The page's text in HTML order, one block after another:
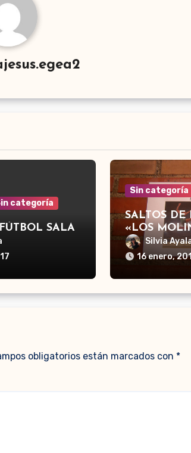
categoría
SALA
Sin categoría
SALTOS
«LOS
Silvia
16 enero,
obligatorios están marcados con *